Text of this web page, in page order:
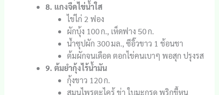
8. แกงจืดไข่น้ำใส
ไข่ไก่ 2 ฟอง
ผักบุ้ง 100 ก., เห็ดฟาง 50 ก.
น้ำซุปผัก 300 มล., ซีอิ๊วขาว 1 ช้อนชา
ต้มผักจนเดือด ตอกไข่คนเบาๆ พอสุก ปรุงรส
9. ต้มยำกุ้งไร้น้ำมัน
กุ้งขาว 120 ก.
สมุนไพรตะไคร้ ข่า ใบมะกรูด พริกขี้หนู